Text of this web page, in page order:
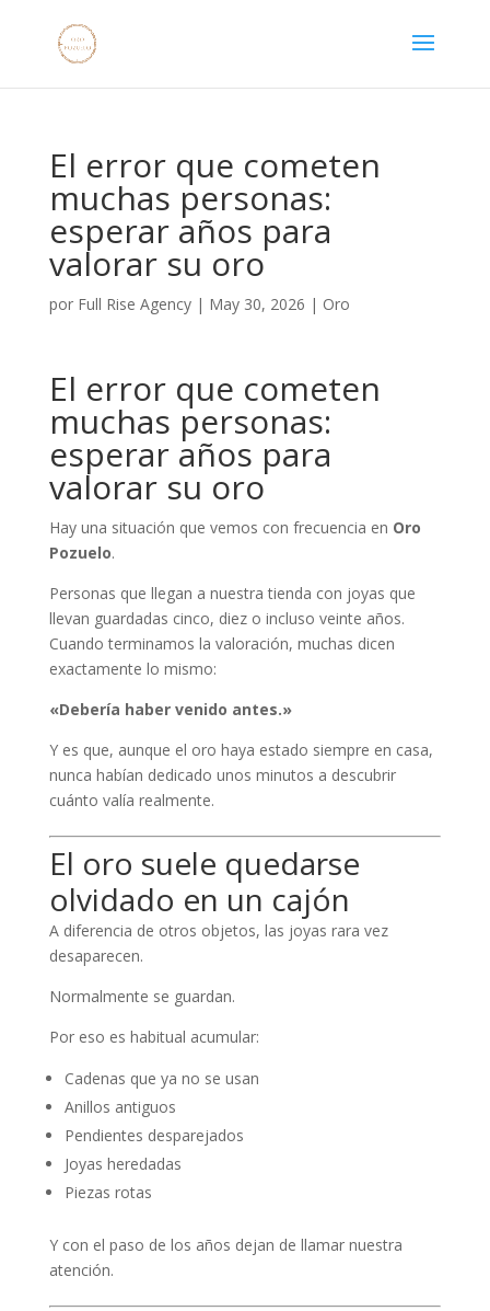
El error que cometen
muchas personas:
esperar años para
valorar su oro
por Full Rise Agency| May 30, 2026 | Oro
El error que cometen
muchas personas:
esperar años para
valorar su oro
Hay una situación que vemos con frecuencia en Oro
Pozuelo.
Personas que llegan a nuestra tienda con joyas que
llevan guardadas cinco, diez o incluso veinte años.
Cuando terminamos la valoración, muchas dicen
exactamente lo mismo:
«Debería haber venido antes.»
Y es que, aunque el oro haya estado siempre en casa,
nunca habían dedicado unos minutos a descubrir
cuánto valía realmente.
El oro suele quedarse
olvidado en un cajón
A diferencia de otros objetos, las joyas rara vez
desaparecen.
Normalmente se guardan.
Por eso es habitual acumular:
Cadenas que ya no se usan
Anillos antiguos
Pendientes desparejados
Joyas heredadas
Piezas rotas
Y con el paso de los años dejan de llamar nuestra
atención.